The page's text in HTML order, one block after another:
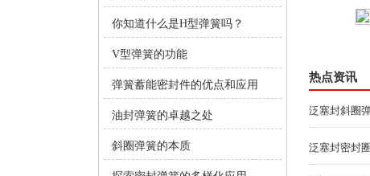
你知道什么是H型弹簧吗？
V型弹簧的功能
弹簧蓄能密封件的优点和应用
油封弹簧的卓越之处
斜圈弹簧的本质
斜线弹簧厂家定制
热点资讯
泛塞封斜圈
泛塞封密封